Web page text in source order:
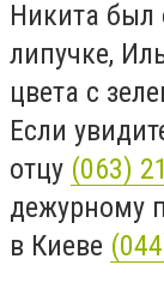
Никита был
липучке,
цвета с
Если
отцу (063)
дежурному
в Киеве